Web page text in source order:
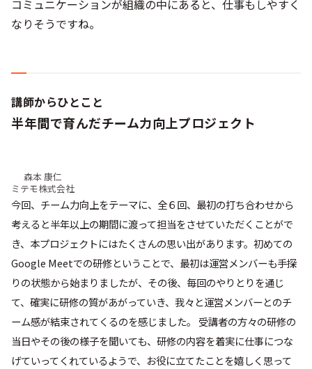
コミュニケーションが組織の中にあると、仕事もしやすく
なりそうですね。
講師からひとこと
半年間で育んだチーム力向上プロジェクト
森本 康仁
ミテモ株式会社
今回、チーム力向上をテーマに、全６回、最初の打ち合わせから
考えると半年以上の期間に渡って担当をさせていただくことがで
き、本プロジェクトにはたくさんの思い出があります。初めての
Google Meetでの研修ということで、最初は運営メンバーも手探
りの状態から始まりましたが、その後、毎回のやりとりを通じ
て、確実に研修の質があがっていき、我々と運営メンバーとのチ
ーム感が結束されてくるのを感じました。 受講者の方々の研修の
当日やその後の様子を聞いても、研修の内容を着実に仕事につな
げていってくれているようで、お役に立てたことを嬉しく思って